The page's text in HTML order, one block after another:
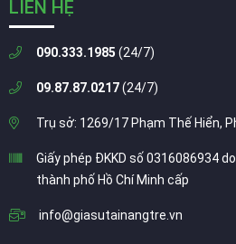
LIÊN HỆ
090.333.1985 (24/7)
09.87.87.0217(24/7)
Trụ sở: 1269/17 Phạm Thế Hiển,
Giấy phép ĐKKD số 0316086934
thành phố Hồ Chí Minh cấp
info@giasutainangtre.vn